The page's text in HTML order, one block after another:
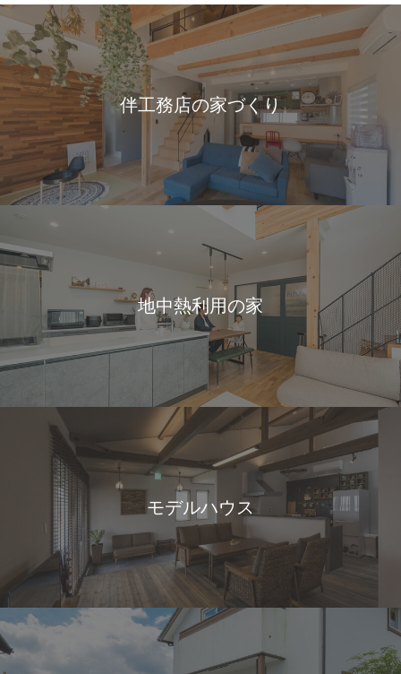
伴工務店の家づくり
地中熱利用の家
モデルハウス